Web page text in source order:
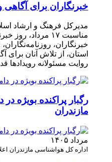
خبرنگاران برای
مدیرکل فرهنگ و ارشاد
مناسبت ۱۷
خبرنگاران،
استان، از تلاش آنان
روایت مسئولانه رویدادها
رگبار پراکنده بویژه در
مازندران
مرداد ۱۴۰۵
اداره کل هواشناسی مازندران